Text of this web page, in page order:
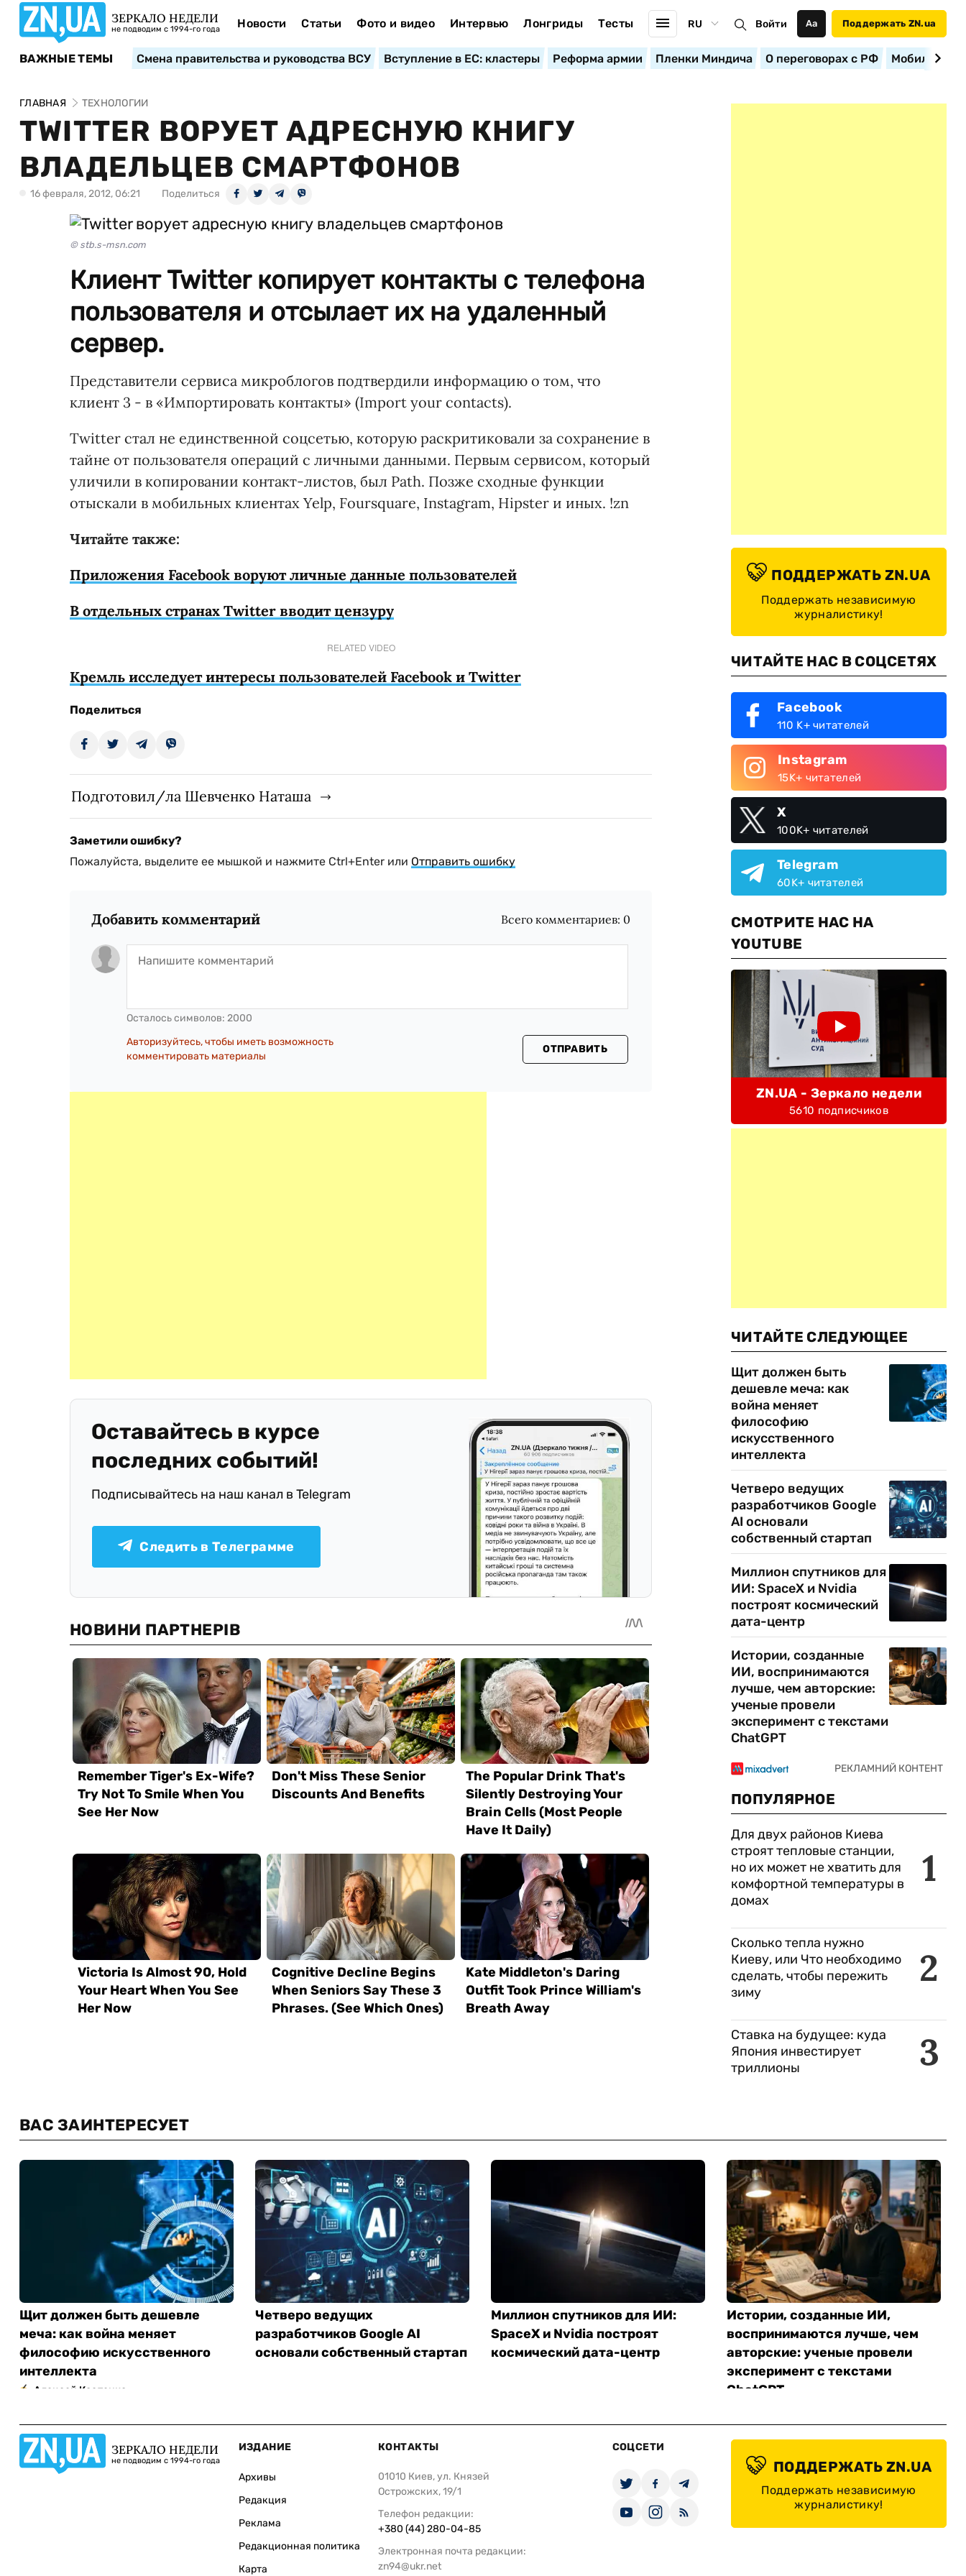
ЗЕРКАЛО НЕДЕЛИ
не подводим с 1994-го года Новости Статьи Фото и видео Интервью Лонгриды Тесты RU Войти Аа Поддержать ZN.ua
ВАЖНЫЕ ТЕМЫ Смена правительства и руководства ВСУ Вступление в ЕС: кластеры Реформа армии Пленки Миндича О переговорах с РФ
ГЛАВНАЯ ТЕХНОЛОГИИ
TWITTER ВОРУЕТ АДРЕСНУЮ КНИГУ
ВЛАДЕЛЬЦЕВ СМАРТФОНОВ
16 февраля, 2012, 06:21 Поделиться
© stb.s-msn.com
Клиент Twitter копирует контакты с телефона
пользователя и отсылает их на удаленный
сервер.
Представители сервиса микроблогов подтвердили информацию о том, что
клиент 3 - в «Импортировать контакты» (Import your contacts).
Twitter стал не единственной соцсетью, которую раскритиковали за сохранение в
тайне от пользователя операций с личными данными. Первым сервисом, который
уличили в копировании контакт-листов, был Path. Позже сходные функции
отыскали в мобильных клиентах Yelp, Foursquare, Instagram, Hipster и иных. !zn
Читайте также:
Приложения Facebook воруют личные данные пользователей
В отдельных странах Twitter вводит цензуру
RELATED VIDEO
Кремль исследует интересы пользователей Facebook и Twitter
Поделиться
Подготовил/ла Шевченко Наташа
Заметили ошибку?
Пожалуйста, выделите ее мышкой и нажмите Ctrl+Enter или Отправить ошибку
Добавить комментарий Всего комментариев: 0
Осталось символов: 2000
Авторизуйтесь, чтобы иметь возможность
комментировать материалы
ОТПРАВИТЬ
Оставайтесь в курсе
последних событий!
Подписывайтесь на наш канал в Telegram
Следить в Телеграмме
ПОДДЕРЖАТЬ ZN.UA
Поддержать независимую
журналистику!
ЧИТАЙТЕ НАС В СОЦСЕТЯХ
Facebook
110 K+ читателей
Instagram
15K+ читателей
X
100K+ читателей
Telegram
60K+ читателей
СМОТРИТЕ НАС НА
YOUTUBE
ZN.UA - Зеркало недели
5610 подписчиков
ЧИТАЙТЕ СЛЕДУЮЩЕЕ
Щит должен быть
дешевле меча: как
война меняет
философию
искусственного
интеллекта
Четверо ведущих
разработчиков Google
AI основали
собственный стартап
Миллион спутников для
ИИ: SpaceX и Nvidia
построят космический
дата-центр
Истории, созданные
ИИ, воспринимаются
лучше, чем авторские:
ученые провели
эксперимент с текстами
ChatGPT
ПОПУЛЯРНОЕ
1
Для двух районов Киева
строят тепловые станции,
но их может не хватить для
комфортной температуры в
домах
2
Сколько тепла нужно
Киеву, или Что необходимо
сделать, чтобы пережить
зиму
3
Ставка на будущее: куда
Япония инвестирует
триллионы
ВАС ЗАИНТЕРЕСУЕТ
Щит должен быть дешевле
меча: как война меняет
философию искусственного
интеллекта
Алексей Костенко
Четверо ведущих
разработчиков Google AI
основали собственный стартап
Миллион спутников для ИИ:
SpaceX и Nvidia построят
космический дата-центр
Истории, созданные ИИ,
воспринимаются лучше, чем
авторские: ученые провели
эксперимент с текстами
ChatGPT
ЗЕРКАЛО НЕДЕЛИ
не подводим с 1994-го года
ИЗДАНИЕ
Архивы
Редакция
Реклама
Редакционная политика
Карта
КОНТАКТЫ
01010 Киев, ул. Князей
Острожских, 19/1
Телефон редакции:
+380 (44) 280-04-85
Электронная почта редакции:
zn94@ukr.net
СОЦСЕТИ
ПОДДЕРЖАТЬ ZN.UA
Поддержать независимую
журналистику!